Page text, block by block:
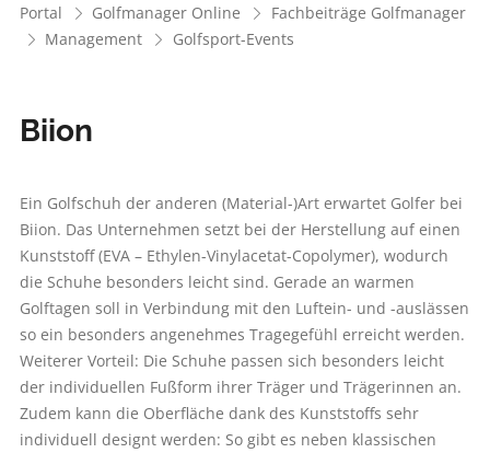
Portal Golfmanager Online
Fachbeiträge Golfmanager
Management
Golfsport-Events
Biion
Ein Golfschuh der anderen (Material-)Art erwartet Golfer bei
Biion. Das Unternehmen setzt bei der Herstellung auf einen
Kunststoff (EVA – Ethylen-Vinylacetat-Copolymer), wodurch
die Schuhe besonders leicht sind. Gerade an warmen
Golftagen soll in Verbindung mit den Luftein- und -auslässen
so ein besonders angenehmes Tragegefühl erreicht werden.
Weiterer Vorteil: Die Schuhe passen sich besonders leicht
der individuellen Fußform ihrer Träger und Trägerinnen an.
Zudem kann die Oberfläche dank des Kunststoffs sehr
individuell designt werden: So gibt es neben klassischen